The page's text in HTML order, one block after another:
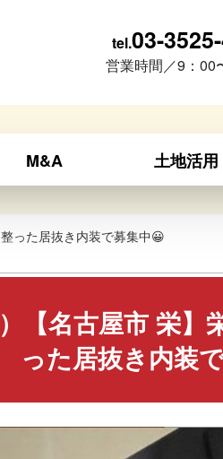
tel.03-
営業時間／9：00
M&A 土地活用
った居抜き内装で募集中😀
）【名古屋市 栄
った居抜き内装